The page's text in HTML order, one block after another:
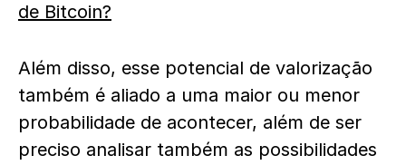
de Bitcoin?
Além disso, esse potencial de valorização
também é aliado a uma maior ou menor
probabilidade de acontecer, além de ser
preciso analisar também as possibilidades